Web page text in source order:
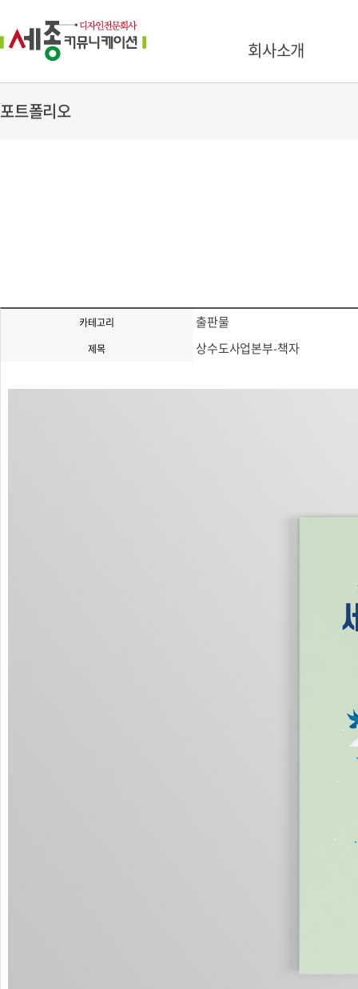
회사소개
포트폴리오
카테고리 출판물
제목 상수도사업본부-책자